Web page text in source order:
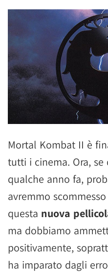
Mortal Kombat II è
tutti i cinema. Ora, se
qualche anno fa,
avremmo
questa nuova
ma dobbiamo
positivamente,
ha imparato dagli